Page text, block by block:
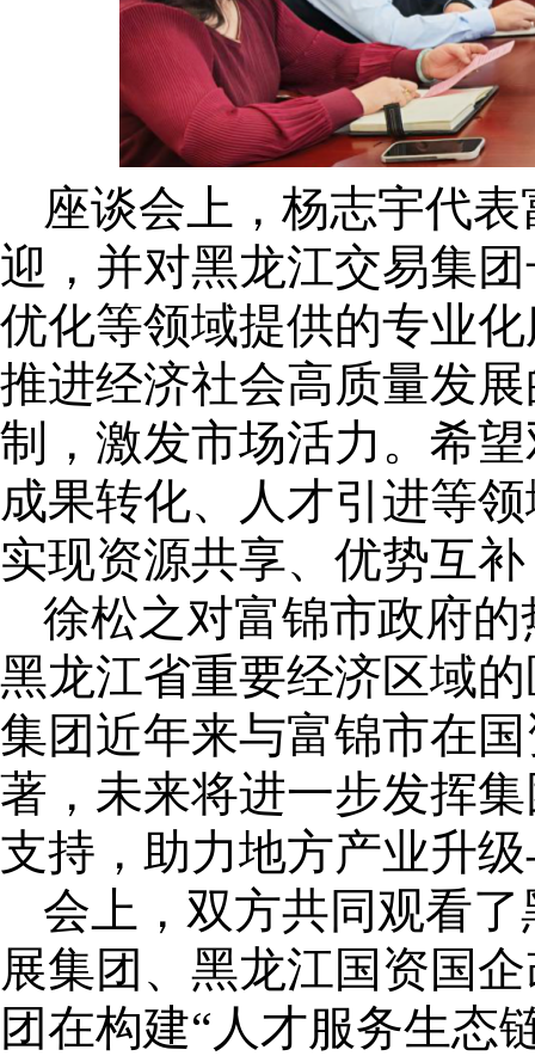
座谈会上，杨志宇代
迎，并对黑龙江交易集
优化等领域提供的专业
推进经济社会高质量发
制，激发市场活力。希
成果转化、人才引进等
实现资源共享、优势互
徐松之对富锦市政府
黑龙江省重要经济区域
集团近年来与富锦市在
著，未来将进一步发挥
支持，助力地方产业升
会上，双方共同观看
展集团、黑龙江国资国
团在构建“人才服务生态